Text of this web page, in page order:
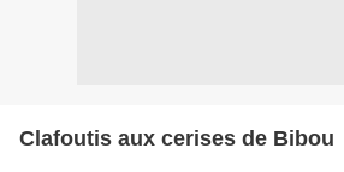
Clafoutis aux cerises de Bibou